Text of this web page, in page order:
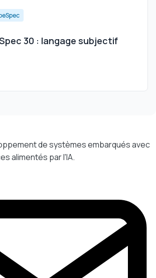
30 : langage subjectif
de systèmes embarqués avec
alimentés par l'IA.